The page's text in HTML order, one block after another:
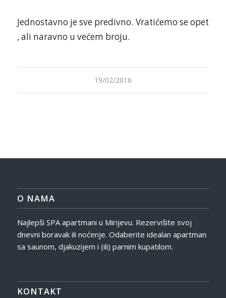
Jednostavno je sve predivno. Vratićemo se opet
, ali naravno u većem broju.
19/02/2016
O NAMA
Najlepši SPA apartmani u Mirijevu. Rezervišite svoj
dnevni boravak ili noćenje. Odaberite idealan apartman
sa saunom, djakuzijem i (ili) parnim kupatilom.
KONTAKT